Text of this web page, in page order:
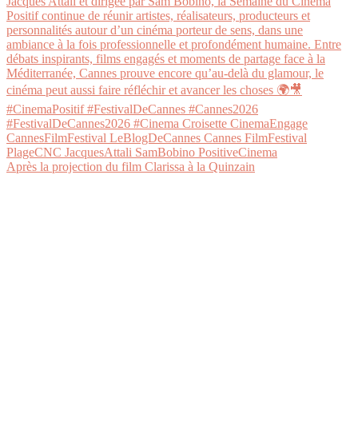
Après la projection du film Clarissa à la Quinzain